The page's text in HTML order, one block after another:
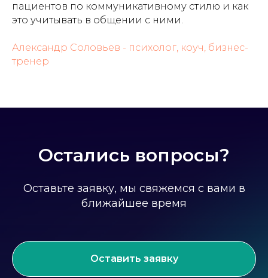
пациентов по коммуникативному стилю и как
это учитывать в общении с ними.
Александр Соловьев - психолог, коуч, бизнес-
тренер
Остались вопросы?
Оставьте заявку, мы свяжемся с вами в
ближайшее время
Оставить заявку